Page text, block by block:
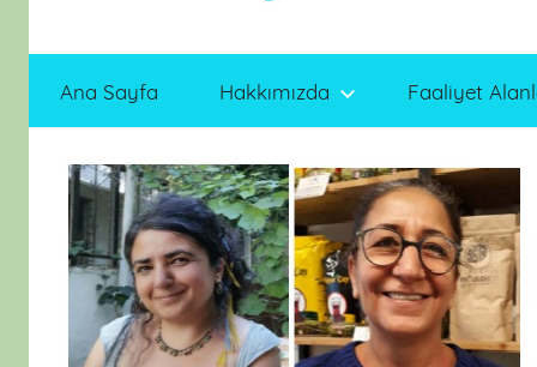
Ana Sayfa Hakkımızda Faaliyet